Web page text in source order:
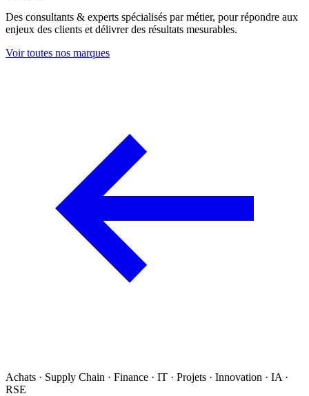
Des consultants & experts spécialisés par métier, pour répondre aux
enjeux des clients et délivrer des résultats mesurables.
Voir toutes nos marques
Achats · Supply Chain · Finance · IT · Projets · Innovation · IA ·
RSE